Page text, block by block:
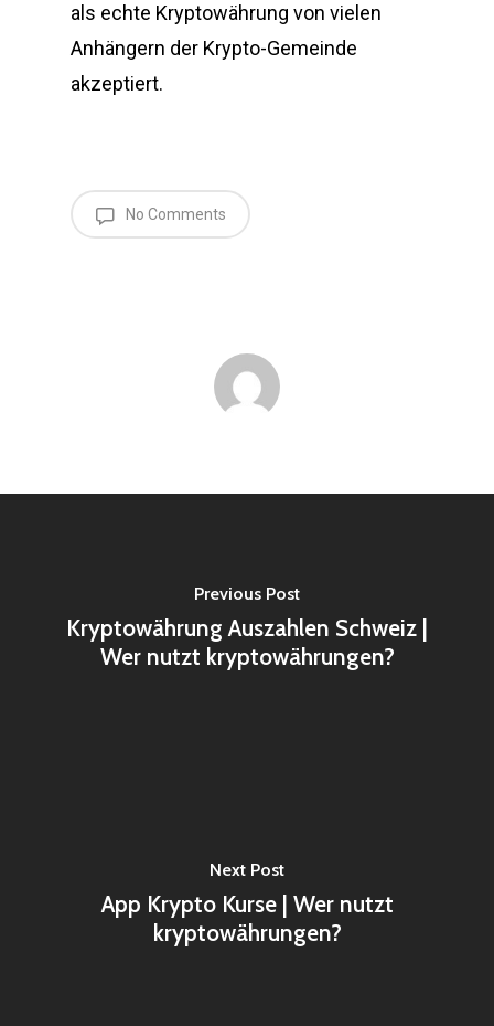
als echte Kryptowährung von vielen
Anhängern der Krypto-Gemeinde
akzeptiert.
No Comments
Previous Post
Kryptowährung Auszahlen Schweiz |
Wer nutzt kryptowährungen?
Next Post
App Krypto Kurse | Wer nutzt
kryptowährungen?